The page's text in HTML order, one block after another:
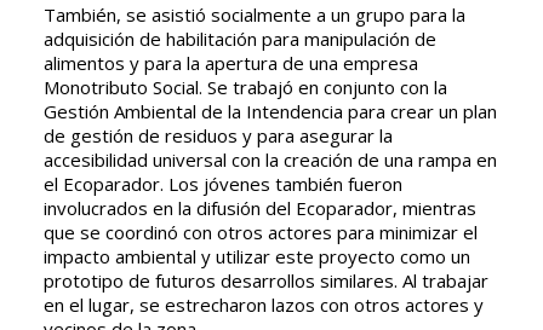
También, se asistió socialmente a un grupo para la
adquisición de habilitación para manipulación de
alimentos y para la apertura de una empresa
Monotributo Social. Se trabajó en conjunto con la
Gestión Ambiental de la Intendencia para crear un plan
de gestión de residuos y para asegurar la
accesibilidad universal con la creación de una rampa en
el Ecoparador. Los jóvenes también fueron
involucrados en la difusión del Ecoparador, mientras
que se coordinó con otros actores para minimizar el
impacto ambiental y utilizar este proyecto como un
prototipo de futuros desarrollos similares. Al trabajar
en el lugar, se estrecharon lazos con otros actores y